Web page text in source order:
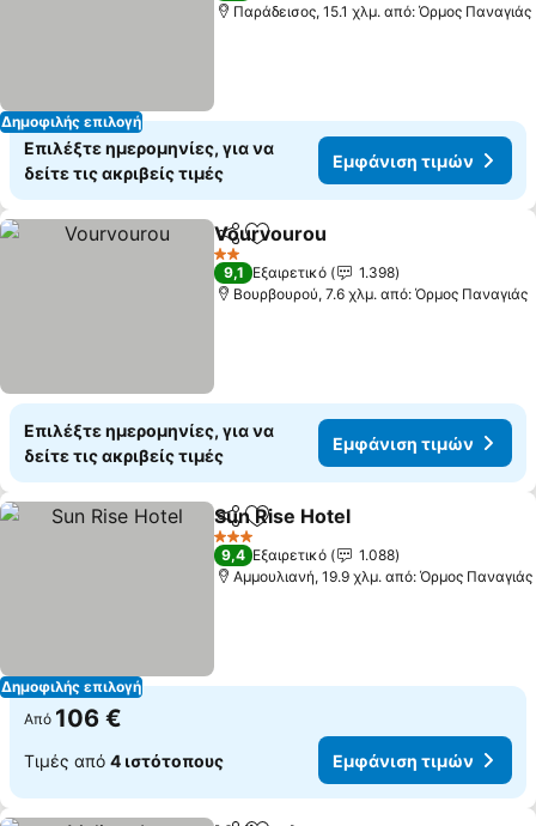
Δημοφιλής επιλογή
Παράδεισος, 15.1 χλμ. από: Όρμος Παναγιάς
Επιλέξτε ημερομηνίες, για να
δείτε τις ακριβείς τιμές
Εμφάνιση τιμών
Κοινοποίηση
Προσθήκη στα αγαπημένα
Vourvourou
2 Αστέρια
9,1 Εξαιρετικό
1.398
Βουρβουρού, 7.6 χλμ. από: Όρμος Παναγιάς
Επιλέξτε ημερομηνίες, για να
δείτε τις ακριβείς τιμές
Εμφάνιση τιμών
Δημοφιλής επιλογή
Κοινοποίηση
Προσθήκη στα αγαπημένα
Sun Rise Hotel
3 Αστέρια
9,4 Εξαιρετικό
1.088
Αμμουλιανή, 19.9 χλμ. από: Όρμος Παναγιάς
Από 106 €
Τιμές από 4 ιστότοπους Εμφάνιση τιμών